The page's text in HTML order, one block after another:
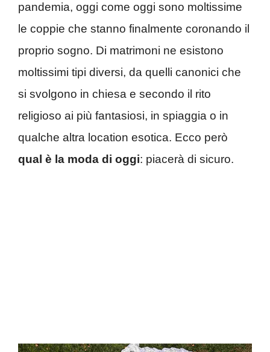
pandemia, oggi come oggi sono moltissime
le coppie che stanno finalmente coronando il
proprio sogno. Di matrimoni ne esistono
moltissimi tipi diversi, da quelli canonici che
si svolgono in chiesa e secondo il rito
religioso ai più fantasiosi, in spiaggia o in
qualche altra location esotica. Ecco però
qual è la moda di oggi: piacerà di sicuro.